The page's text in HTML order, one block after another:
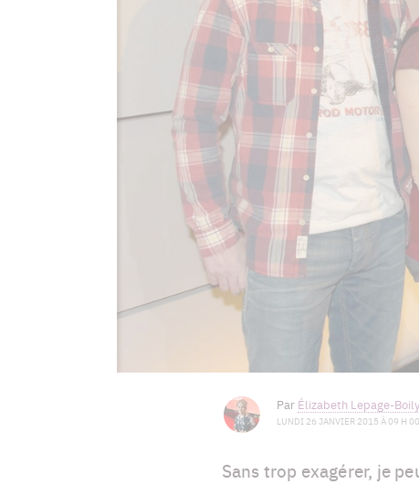
Par Élizabeth Lepage-Boily
LUNDI 26 JANVIER 2015 À 09 H 00
Sans trop exagérer, je